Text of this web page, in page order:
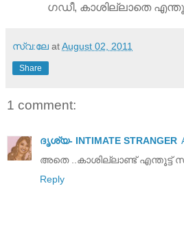
ഗഡീ, കാശില്ലാതെ
സ്വ:ലേ atAugust 02, 2011
Share
1 comment:
ദൃശ്യ- INTIMATE STRANGER
അതെ ..കാശില്ലാണ്ട്‌ എന്തൂട്ട്
Reply